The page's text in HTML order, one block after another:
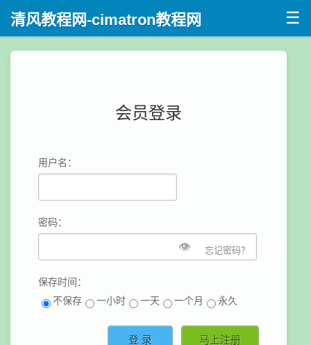
清风教程网-cimatron教程网 ☰
会员登录
用户名：
密码：
忘记密码？
👁
保存时间：
不保存
一小时 一天 一个月 永久